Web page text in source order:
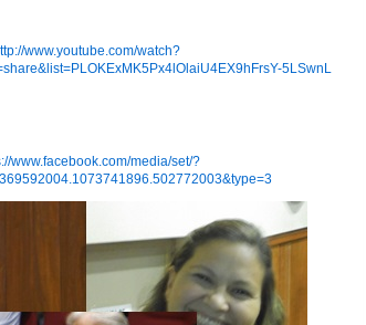
www.youtube.com/watch?
5LSwnL
www.facebook.com/media/set/?